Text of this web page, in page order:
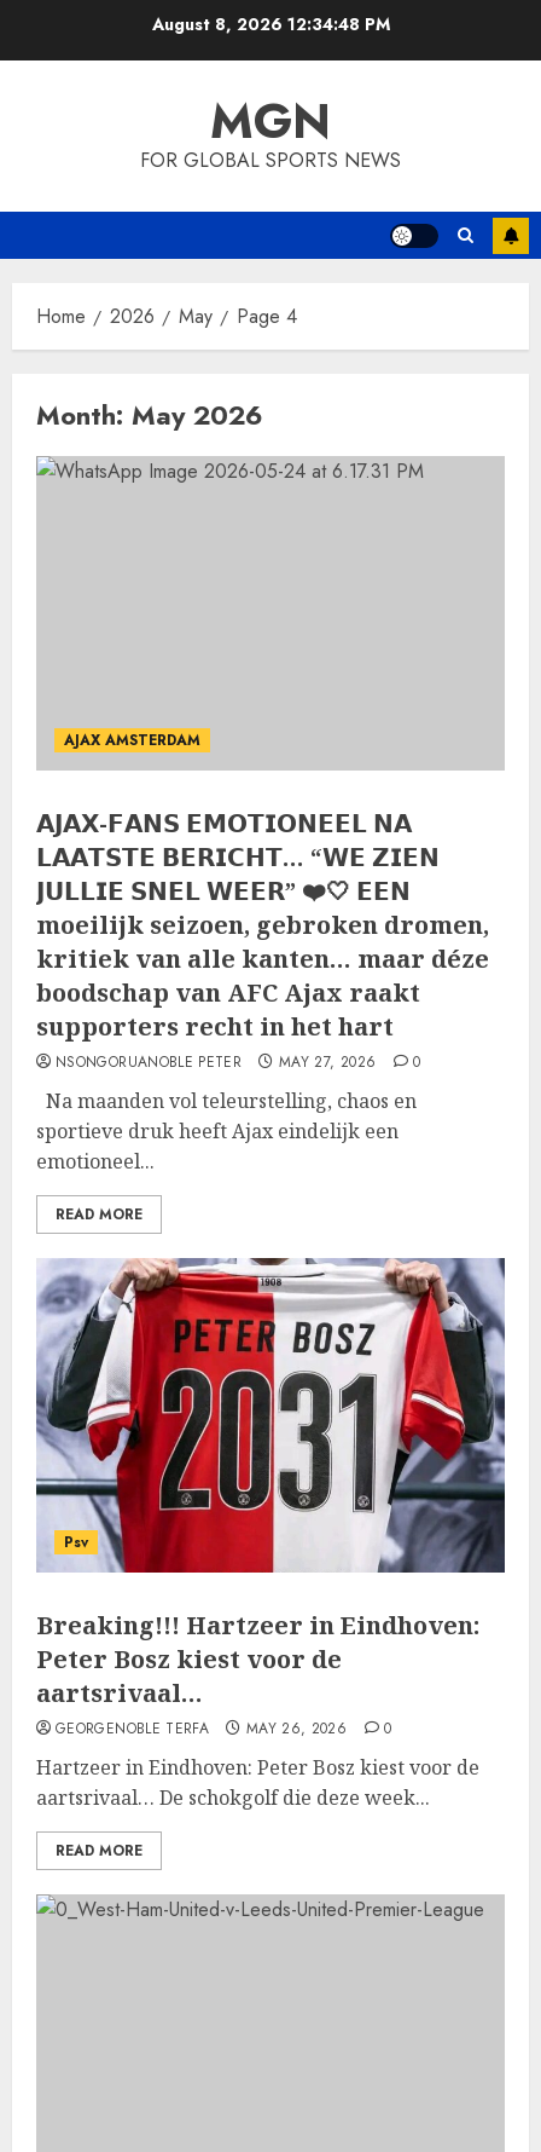
August 8, 2026 12:34:49 PM
MGN
FOR GLOBAL SPORTS NEWS
Home 2026 May Page 4
Month: May 2026
AJAX AMSTERDAM
𝗔𝗝𝗔𝗫-𝗙𝗔𝗡𝗦 𝗘𝗠𝗢𝗧𝗜𝗢𝗡𝗘𝗘𝗟 𝗡𝗔
𝗟𝗔𝗔𝗧𝗦𝗧𝗘 𝗕𝗘𝗥𝗜𝗖𝗛𝗧… “𝗪𝗘 𝗭𝗜𝗘𝗡
𝗝𝗨𝗟𝗟𝗜𝗘 𝗦𝗡𝗘𝗟 𝗪𝗘𝗘𝗥” ❤️🤍 𝗘𝗘𝗡
moeilijk seizoen, gebroken dromen,
kritiek van alle kanten… maar déze
boodschap van AFC Ajax raakt
supporters recht in het hart
NSONGORUANOBLE PETER MAY 27, 2026 0
Na maanden vol teleurstelling, chaos en
sportieve druk heeft Ajax eindelijk een
emotioneel...
READ MORE
Psv
Breaking!!! Hartzeer in Eindhoven:
Peter Bosz kiest voor de
aartsrivaal…
GEORGENOBLE TERFA MAY 26, 2026 0
Hartzeer in Eindhoven: Peter Bosz kiest voor de
aartsrivaal… De schokgolf die deze week...
READ MORE